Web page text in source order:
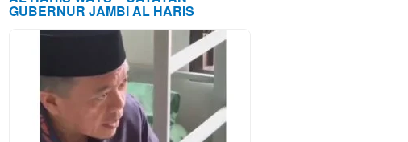
GUBERNUR JAMBI AL HARIS